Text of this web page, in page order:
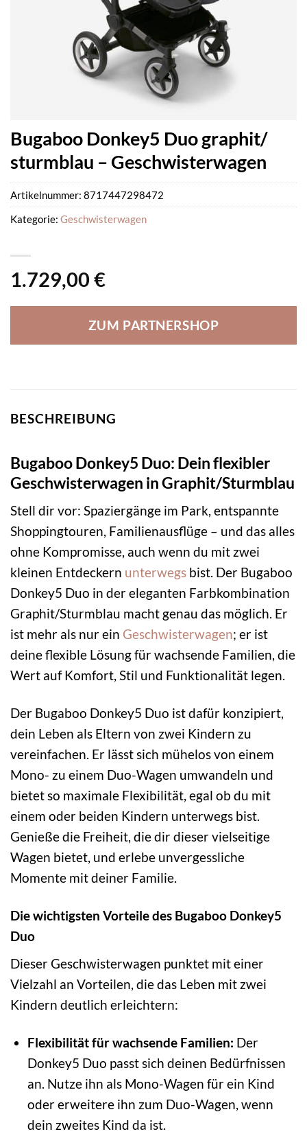
Bugaboo Donkey5 Duo graphit/
sturmblau – Geschwisterwagen
1.729,00 €
ZUM PARTNERSHOP
Artikelnummer: 8717447298472
Kategorie: Geschwisterwagen
BESCHREIBUNG
Bugaboo Donkey5 Duo: Dein flexibler
Geschwisterwagen in Graphit/Sturmblau
Stell dir vor: Spaziergänge im Park, entspannte
Shoppingtouren, Familienausflüge – und das alles
ohne Kompromisse, auch wenn du mit zwei
kleinen Entdeckern unterwegs bist. Der Bugaboo
Donkey5 Duo in der eleganten Farbkombination
Graphit/Sturmblau macht genau das möglich. Er
ist mehr als nur ein Geschwisterwagen; er ist
deine flexible Lösung für wachsende Familien, die
Wert auf Komfort, Stil und Funktionalität legen.
Der Bugaboo Donkey5 Duo ist dafür konzipiert,
dein Leben als Eltern von zwei Kindern zu
vereinfachen. Er lässt sich mühelos von einem
Mono- zu einem Duo-Wagen umwandeln und
bietet so maximale Flexibilität, egal ob du mit
einem oder beiden Kindern unterwegs bist.
Genieße die Freiheit, die dir dieser vielseitige
Wagen bietet, und erlebe unvergessliche
Momente mit deiner Familie.
Die wichtigsten Vorteile des Bugaboo Donkey5
Duo
Dieser Geschwisterwagen punktet mit einer
Vielzahl an Vorteilen, die das Leben mit zwei
Kindern deutlich erleichtern:
Flexibilität für wachsende Familien: Der
Donkey5 Duo passt sich deinen Bedürfnissen
an. Nutze ihn als Mono-Wagen für ein Kind
oder erweitere ihn zum Duo-Wagen, wenn
dein zweites Kind da ist.